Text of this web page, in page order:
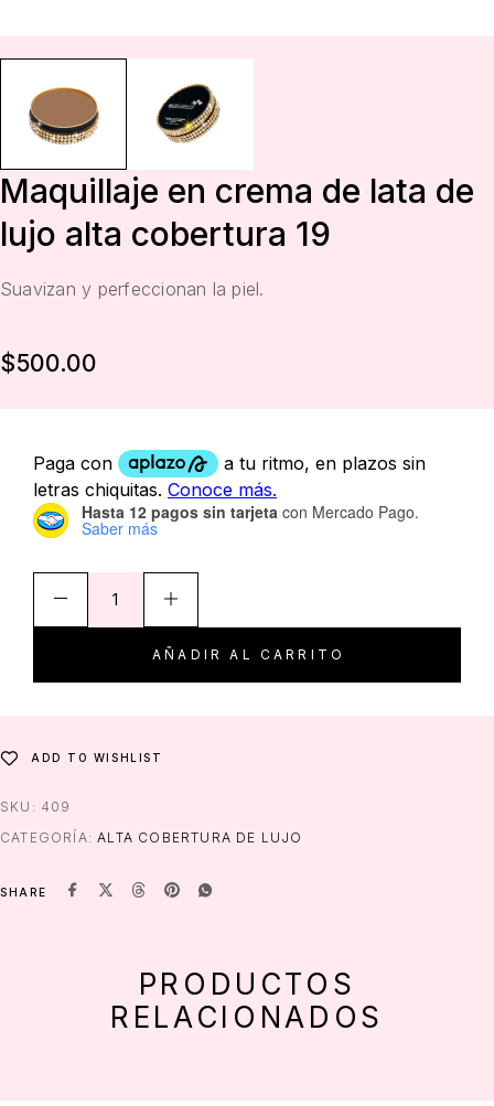
Maquillaje en crema de lata de
lujo alta cobertura 19
Suavizan y perfeccionan la piel.
$500.00
Hasta 12 pagos sin tarjeta con Mercado Pago.
Saber más
Maquillaje en crema de lata de lujo alta cobertura 19
AÑADIR AL CARRITO
ADD TO WISHLIST
SKU: 409
CATEGORÍA:ALTA COBERTURA DE LUJO
SHARE
PRODUCTOS
RELACIONADOS